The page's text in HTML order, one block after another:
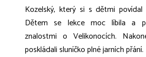
Kozelský, který si s dětmi povídal
Dětem se lekce moc líbila a
znalostmi o Velikonocích.
poskládali sluníčko plné jarních přání.